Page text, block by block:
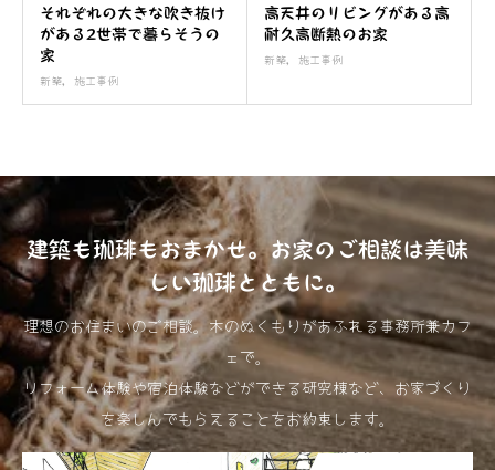
それぞれの大きな吹き抜け
がある2世帯で暮らそうの
家
新築, 施工事例
高天井のリビングがある高
耐久高断熱のお家
新築, 施工事例
建築も珈琲もおまかせ。お家のご相談は美味
しい珈琲とともに。
理想のお住まいのご相談。木のぬくもりがあふれる事務所兼カフ
ェで。
リフォーム体験や宿泊体験などができる研究棟など、お家づくり
を楽しんでもらえることをお約束します。